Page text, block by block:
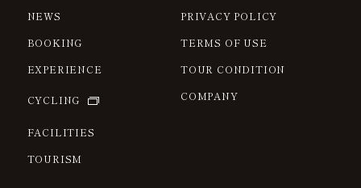
NEWS
BOOKING
EXPERIENCE
CYCLING
FACILITIES
TOURISM
PRIVACY POLICY
TERMS OF USE
TOUR CONDITION
COMPANY